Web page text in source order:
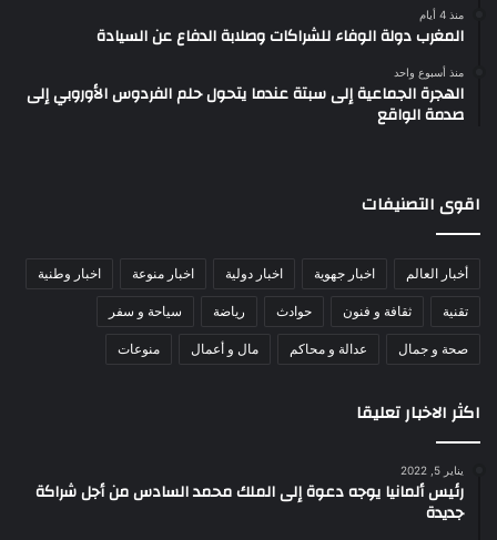
منذ 4 أيام
المغرب دولة الوفاء للشراكات وصلابة الدفاع عن السيادة
منذ أسبوع واحد
الهجرة الجماعية إلى سبتة عندما يتحول حلم الفردوس الأوروبي إلى
صدمة الواقع
اقوى التصنيفات
أخبار العالم اخبار جهوية اخبار دولية اخبار منوعة اخبار وطنية
تقنية ثقافة و فنون حوادث رياضة سياحة و سفر
صحة و جمال عدالة و محاكم مال و أعمال منوعات
اكثر الاخبار تعليقا
يناير 5, 2022
رئيس ألمانيا يوجه دعوة إلى الملك محمد السادس من أجل شراكة
جديدة